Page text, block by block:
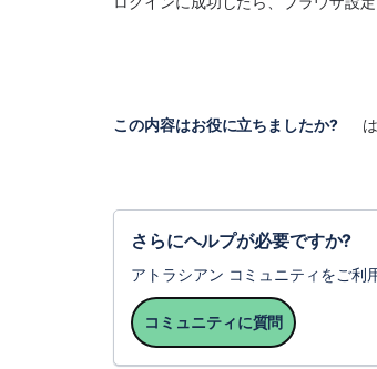
この内容はお役に立ちましたか?
さらにヘルプが必要ですか?
アトラシアン コミュニティをご利
コミュニティに質問